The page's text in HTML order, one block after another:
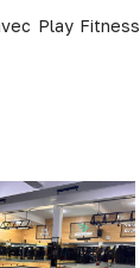
Play Fitness